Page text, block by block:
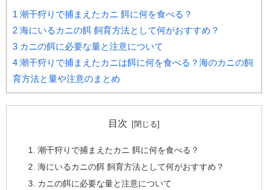
1 潮干狩りで捕まえたカニ 餌に何を食べる？
2 海にいるカニの餌 飼育方法として何がおすすめ？
3 カニの餌に必要な量と注意について
4 潮干狩りで捕まえたカニは餌に何を食べる？海のカニの飼
育方法と量や注意のまとめ
目次
潮干狩りで捕まえたカニ 餌に何を食べる？
海にいるカニの餌 飼育方法として何がおすすめ？
カニの餌に必要な量と注意について